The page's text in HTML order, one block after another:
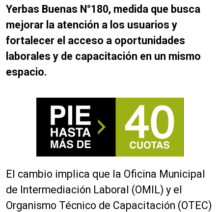
Yerbas Buenas N°180, medida que busca
mejorar la atención a los usuarios y
fortalecer el acceso a oportunidades
laborales y de capacitación en un mismo
espacio.
El cambio implica que la Oficina Municipal
de Intermediación Laboral (OMIL) y el
Organismo Técnico de Capacitación (OTEC)